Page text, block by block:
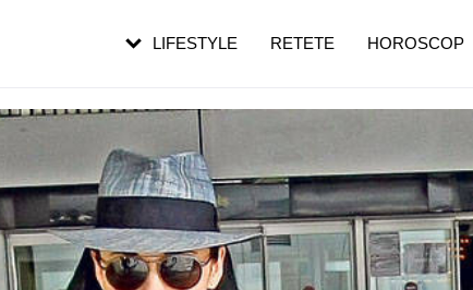
LIFESTYLE RETETE HOROSCOP
pe măsură ce